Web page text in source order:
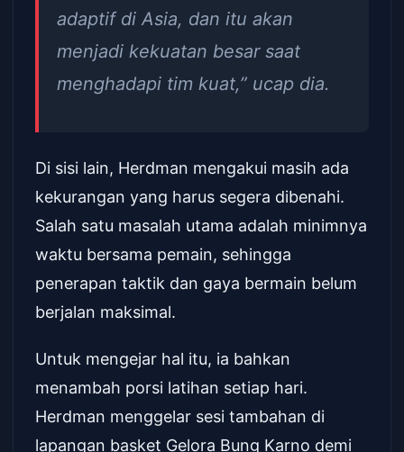
adaptif di Asia, dan itu akan
menjadi kekuatan besar saat
menghadapi tim kuat,” ucap dia.
Di sisi lain, Herdman mengakui masih ada
kekurangan yang harus segera dibenahi.
Salah satu masalah utama adalah minimnya
waktu bersama pemain, sehingga
penerapan taktik dan gaya bermain belum
berjalan maksimal.
Untuk mengejar hal itu, ia bahkan
menambah porsi latihan setiap hari.
Herdman menggelar sesi tambahan di
lapangan basket Gelora Bung Karno demi